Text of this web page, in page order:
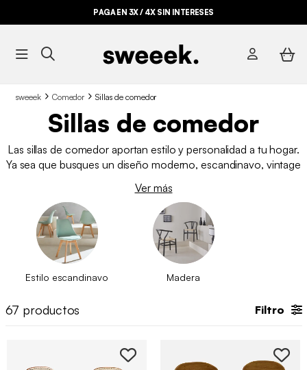
PAGA EN 3X / 4X SIN INTERESES
BYE BYE STOCK HASTA -70%*
sweeek Comedor Sillas de comedor
Sillas de comedor
Las sillas de comedor aportan estilo y personalidad a tu hogar.
Ya sea que busques un diseño moderno, escandinavo, vintage
Disponemos de una amplia variedad de modelos, colores y
materiales. Compra online tus sillas de comedor al mejor
precio y encuentra la opción perfecta para tu espacio.
Ver más
Estilo escandinavo Madera
67 productos Filtro